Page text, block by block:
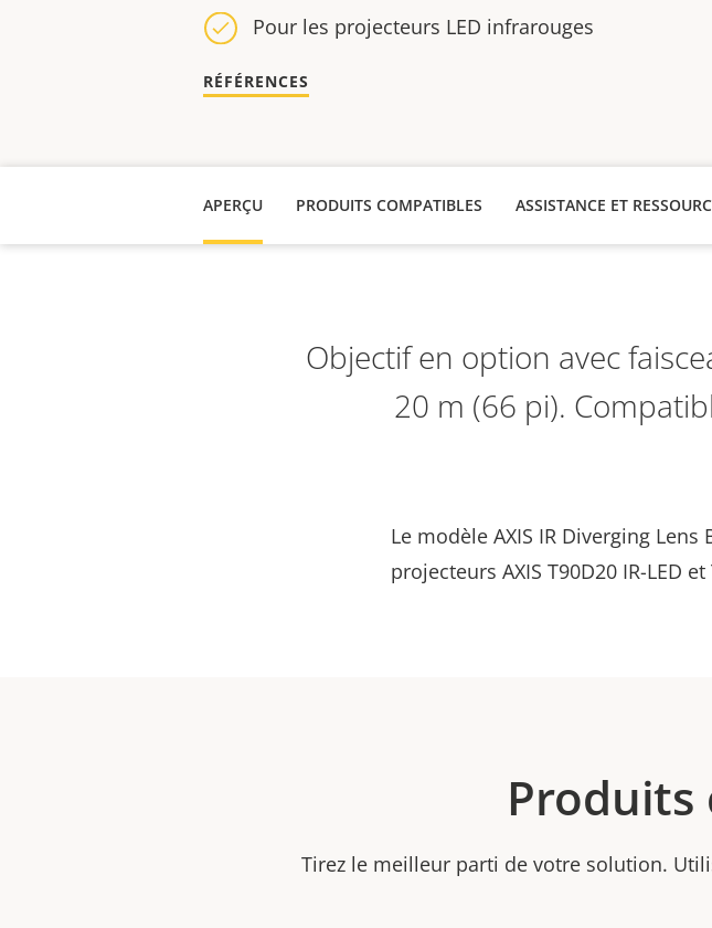
Pour les projecteurs LED infrarouges
RÉFÉRENCES
APERÇU PRODUITS COMPATIBLES ASSISTANCE ET
Objectif en option avec
20 m (66 pi).
Le modèle AXIS IR Diverging
projecteurs AXIS T90D20 IR-LED et
Produits
Tirez le meilleur parti de votre solution.